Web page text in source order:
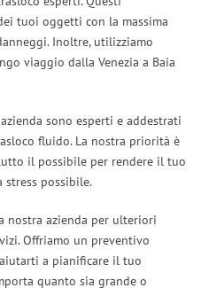
tuoi oggetti con la massima
Inoltre, utilizziamo
viaggio dalla Venezia a Baia
sono esperti e addestrati
fluido. La nostra priorità è
il possibile per rendere il tuo
stress possibile.
nostra azienda per ulteriori
Offriamo un preventivo
a pianificare il tuo
quanto sia grande o